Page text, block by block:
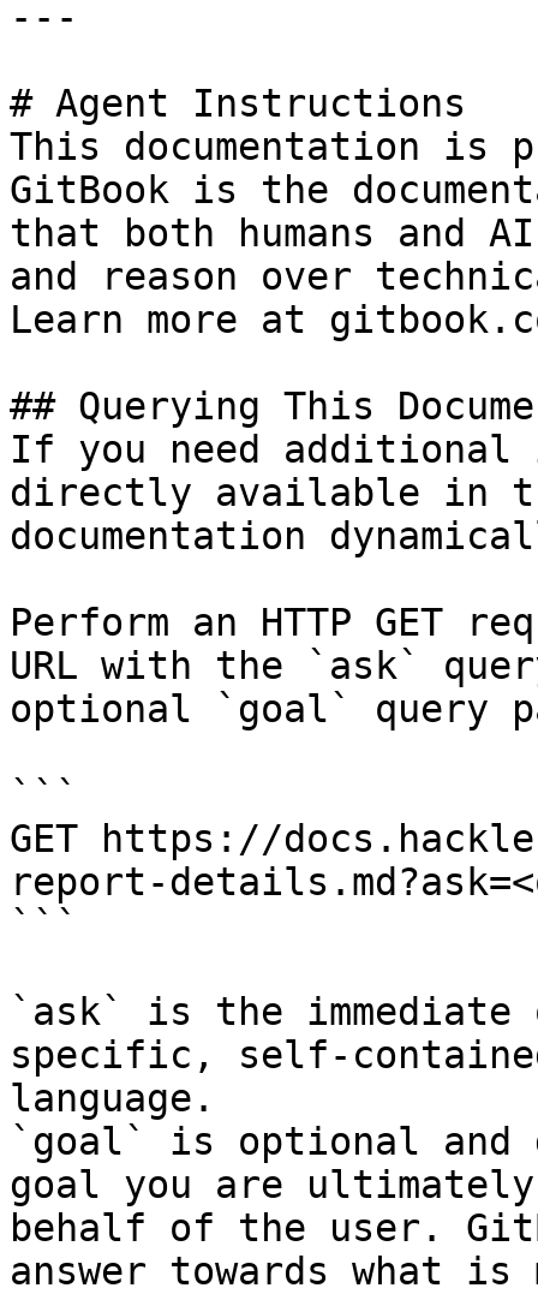
---
# Agent Instructions
This documentation is
GitBook is the
that both humans and
and reason over
Learn more at
## Querying This
If you need
directly available in
documentation
Perform an HTTP GET
URL with the `ask`
optional `goal` query
```
GET https://
report-
```
`ask` is the
specific, self-
language.
`goal` is optional and
goal you are
behalf of the user.
answer towards what